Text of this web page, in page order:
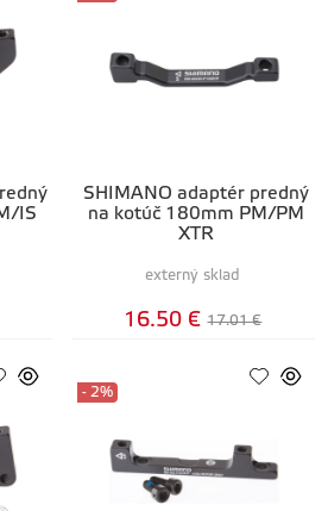
IS
SHIMANO adaptér predný
na kotúč 180mm PM/PM
XTR
externý sklad
16.50 € 17.01 €
- 2%